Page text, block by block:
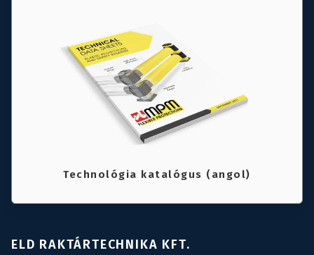
Technológia katalógus (angol)
ELD RAKTÁRTECHNIKA KFT.